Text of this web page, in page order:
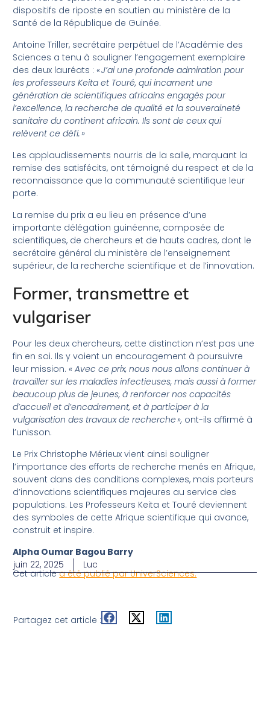
dispositifs de riposte en soutien au ministère de la
Santé de la République de Guinée.
Antoine Triller, secrétaire perpétuel de l’Académie des
Sciences a tenu à souligner l’engagement exemplaire
des deux lauréats :« J’ai une profonde admiration pour
les professeurs Keita et Touré, qui incarnent une
génération de scientifiques africains engagés pour
l’excellence, la recherche de qualité et la souveraineté
sanitaire du continent africain. Ils sont de ceux qui
relèvent ce défi. »
Les applaudissements nourris de la salle, marquant la
remise des satisfécits, ont témoigné du respect et de la
reconnaissance que la communauté scientifique leur
porte.
La remise du prix a eu lieu en présence d’une
importante délégation guinéenne, composée de
scientifiques, de chercheurs et de hauts cadres, dont le
secrétaire général du ministère de l’enseignement
supérieur, de la recherche scientifique et de l’innovation.
Former, transmettre et
vulgariser
Pour les deux chercheurs, cette distinction n’est pas une
fin en soi. Ils y voient un encouragement à poursuivre
leur mission.« Avec ce prix, nous nous allons continuer à
travailler sur les maladies infectieuses, mais aussi à former
beaucoup plus de jeunes, à renforcer nos capacités
d’accueil et d’encadrement, et à participer à la
vulgarisation des travaux de recherche », ont-ils affirmé à
l’unisson.
Le Prix Christophe Mérieux vient ainsi souligner
l’importance des efforts de recherche menés en Afrique,
souvent dans des conditions complexes, mais porteurs
d’innovations scientifiques majeures au service des
populations. Les Professeurs Keita et Touré deviennent
des symboles de cette Afrique scientifique qui avance,
construit et inspire.
Alpha Oumar Bagou Barry
Cet articlea été publié par UniverSciences.
juin 22, 2025 Luc
Partagez cet article :